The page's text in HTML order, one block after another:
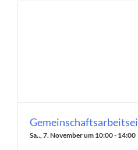
Sa.., 7. November um 10:00- 14:00